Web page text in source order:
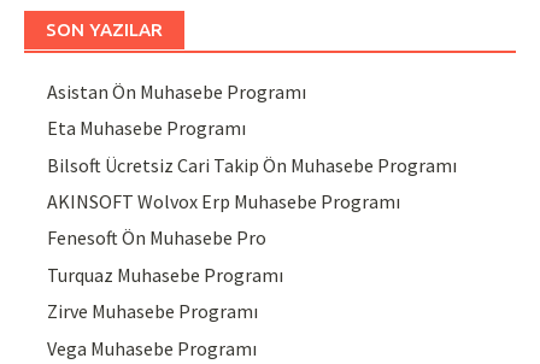
SON YAZILAR
Asistan Ön Muhasebe Programı
Eta Muhasebe Programı
Bilsoft Ücretsiz Cari Takip Ön Muhasebe Programı
AKINSOFT Wolvox Erp Muhasebe Programı
Fenesoft Ön Muhasebe Pro
Turquaz Muhasebe Programı
Zirve Muhasebe Programı
Vega Muhasebe Programı